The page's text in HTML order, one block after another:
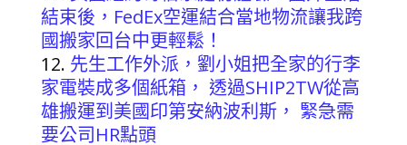
結束後，FedEx空運結合當地物流讓我跨
國搬家回台中更輕鬆！
先生工作外派，劉小姐把全家的行李
家電裝成多個紙箱， 透過SHIP2TW從高
雄搬運到美國印第安納波利斯， 緊急需
要公司HR點頭